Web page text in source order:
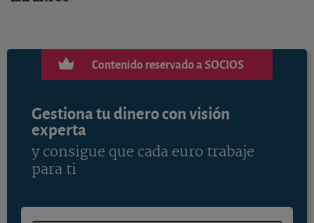
Contenido reservado a SOCIOS
Gestiona tu dinero con visión
experta
y consigue que cada euro trabaje
para ti